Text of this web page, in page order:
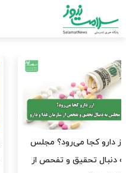
صنعت دارو چشم‌انتظار اجرای
مصوبه بانک مرکزی